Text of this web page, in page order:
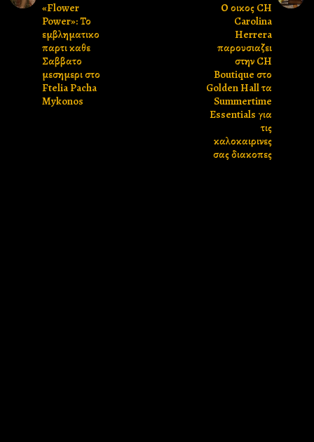
«Flower
Power»: Το
εμβληματικο
παρτι καθε
Σαββατο
μεσημερι στο
Ftelia Pacha
Mykonos
Ο οικος CH
Carolina
Herrera
παρουσιαζει
στην CH
Boutique στο
Golden Hall τα
Summertime
Essentials για
τις
καλοκαιρινες
σας διακοπες